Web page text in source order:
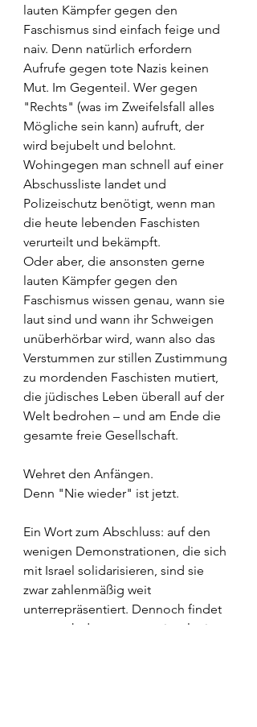
lauten Kämpfer gegen den
Faschismus sind einfach feige und
naiv. Denn natürlich erfordern
Aufrufe gegen tote Nazis keinen
Mut. Im Gegenteil. Wer gegen
"Rechts" (was im Zweifelsfall alles
Mögliche sein kann) aufruft, der
wird bejubelt und belohnt.
Wohingegen man schnell auf einer
Abschussliste landet und
Polizeischutz benötigt, wenn man
die heute lebenden Faschisten
verurteilt und bekämpft.
Oder aber, die ansonsten gerne
lauten Kämpfer gegen den
Faschismus wissen genau, wann sie
laut sind und wann ihr Schweigen
unüberhörbar wird, wann also das
Verstummen zur stillen Zustimmung
zu mordenden Faschisten mutiert,
die jüdisches Leben überall auf der
Welt bedrohen – und am Ende die
gesamte freie Gesellschaft.
Wehret den Anfängen.
Denn "Nie wieder" ist jetzt.
Ein Wort zum Abschluss: auf den
wenigen Demonstrationen, die sich
mit Israel solidarisieren, sind sie
zwar zahlenmäßig weit
unterrepräsentiert. Dennoch findet
man auch dort ganz vereinzelt eine